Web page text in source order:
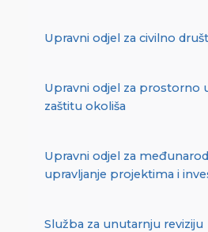
Upravni odjel za civilno
Upravni odjel za prostorno
zaštitu okoliša
Upravni odjel za
upravljanje projektima i
Služba za unutarnju reviziju